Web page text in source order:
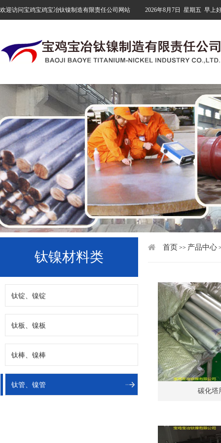
欢迎访问宝鸡宝鸡宝冶钛镍制造有限责任公司网站 2026年8月7日 星期五 早上
钛镍材料类
钛锭、镍锭
钛板、镍板
钛棒、镍棒
钛管、镍管
首页 >> 产品中心
碳化塔